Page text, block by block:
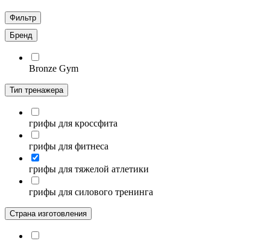
Фильтр
Бренд
Bronze Gym
Тип тренажера
грифы для кроссфита
грифы для фитнеса
грифы для тяжелой атлетики
грифы для силового тренинга
Страна изготовления